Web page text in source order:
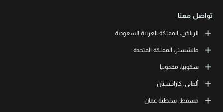
تواصل معنا
الرياض، المملكة العربية السعودية
LEORON Saudi Experts Institute for Training
طريق الملك فهد، حي الرحمانية، برج القمر، الطابق الثالث والعشرون، مبنى
+966 11 464 4865
مانشستر، المملكة المتحدة
L3RN New Skills Co.
Office No. 2, 34 Station Road
Urmston, Manchester, England M41 9JQ UK
+44 (0) 1615138133
سكوبيا، مقدونيا
L3RN dooel
Str. 20, No 82, Cucer-Sandevo 1000 Skopje, MKD
ألماتي، كازاخستان
LEORON Training and Development
Baizakov street, 280, office 3 050000 Almaty, KAZ
مسقط، سلطنة عمان